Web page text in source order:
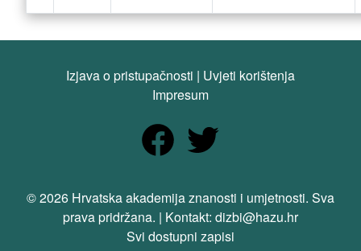
Izjava o pristupačnosti | Uvjeti korištenja
Impresum
© 2026 Hrvatska akademija znanosti i umjetnosti. Sva
prava pridržana. | Kontakt: dizbi@hazu.hr
Svi dostupni zapisi